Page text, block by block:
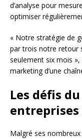
d’analyse pour
optimiser
« Notre stratégie de
par trois notre retour
seulement six mois
marketing d’une
Les défis
entreprises
Malgré ses